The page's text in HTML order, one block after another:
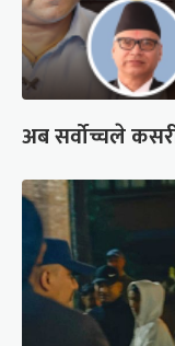
अब सर्वोच्चले